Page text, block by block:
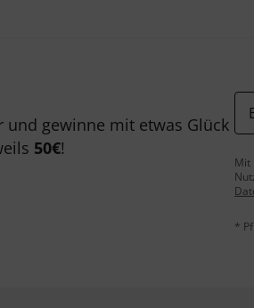
gewinne mit etwas Glück
50€!
Mit
*